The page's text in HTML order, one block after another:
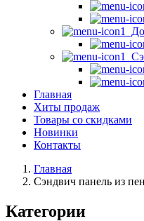
Главная
Хиты продаж
Товары со скидками
Новинки
Контакты
Главная
Сэндвич панель из
Категории